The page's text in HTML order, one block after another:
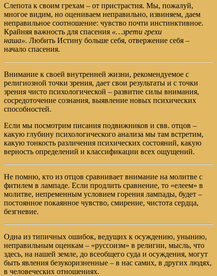
Слепота к своим грехам – от пристрастия. Мы, пожалуй,
многое видим, но оцениваем неправильно, извиняем, даем
неправильное соотношение: чувство почти инстинктивное.
Крайняя важность для спасения «…зрети грехи
наша». Любить Истину больше себя, отвержение себя –
начало спасения.
Внимание к своей внутренней жизни, рекомендуемое с
религиозной точки зрения, дает свои результаты и с точки
зрения чисто психологической – развитие силы внимания,
сосредоточение сознания, выявление новых психических
способностей.
Если мы посмотрим писания подвижников и свв. отцов –
какую глубину психологического анализа мы там встретим,
какую тонкость различения психических состояний, какую
верность определений и классификации всех ощущений.
Не помню, кто из отцов сравнивает внимание на молитве с
фитилем в лампаде. Если продлить сравнение, то «елеем» в
молитве, непременным условием горения лампады, будет –
постоянное покаянное чувство, смирение, чистота сердца,
безгневие.
Одна из типичных ошибок, ведущих к осуждению, унынию,
неправильным оценкам – «руссоизм» в религии, мысль, что
здесь, на нашей земле, до всеобщего суда и осуждения, могут
быть явления безукоризненные – в нас самих, в других людях,
в человеческих отношениях.